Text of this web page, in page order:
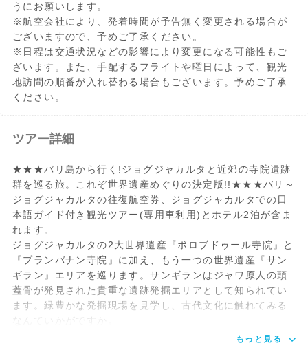
うにお願いします。
※航空会社により、発着時間が予告無く変更される場合が
ございますので、予めご了承ください。
※日程は交通状況などの影響により変更になる可能性もご
ざいます。また、手配するフライトや曜日によって、観光
地訪問の順番が入れ替わる場合もございます。予めご了承
ください。
ツアー詳細
★★★バリ島から行く!ジョグジャカルタと近郊の寺院遺跡
群を巡る旅。これぞ世界遺産めぐりの決定版!!★★★バリ～
ジョグジャカルタの往復航空券、ジョグジャカルタでの日
本語ガイド付き観光ツアー(専用車利用)とホテル2泊が含ま
れます。
ジョグジャカルタの2大世界遺産『ボロブドゥール寺院』と
『プランバナン寺院』に加え、もう一つの世界遺産『サン
ギラン』エリアを巡ります。サンギランはジャワ原人の頭
蓋骨が発見された貴重な遺跡発掘エリアとして知られてい
ます。緑豊かな発掘現場を見学し、古代文化に触れてみる
もっと見る